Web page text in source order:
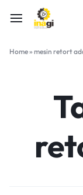
Home» mesin retort